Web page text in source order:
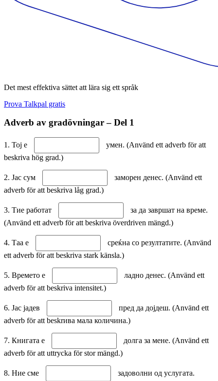
Det mest effektiva sättet att lära sig ett språk
Prova Talkpal gratis
Adverb av gradövningar – Del 1
1. Тој е
умeн. (Använd ett adverb för att
beskriva hög grad.)
2. Јас сум
заморен денес. (Använd ett
adverb för att beskriva låg grad.)
3. Тие работат
за да завршат на време.
(Använd ett adverb för att beskriva överdriven mängd.)
4. Таа е
среќна со резултатите. (Använd
ett adverb för att beskriva stark känsla.)
5. Времето е
ладно денес. (Använd ett
adverb för att beskriva intensitet.)
6. Јас јадев
пред да дојдеш. (Använd ett
adverb för att beskrива мала количина.)
7. Книгата е
долга за мене. (Använd ett
adverb för att uttrycka för stor mängd.)
8. Ние сме
задоволни од услугата.